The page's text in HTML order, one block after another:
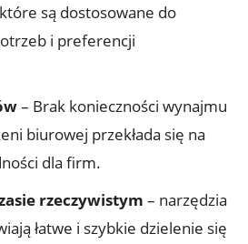
są dostosowane do
i preferencji
– Brak konieczności wynajmu
biurowej przekłada się na
dla firm.
rzeczywistym – narzędzia
łatwe i szybkie dzielenie się